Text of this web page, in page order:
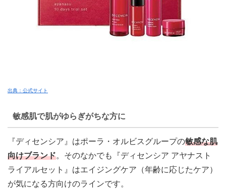
出典：公式サイト
敏感肌で肌がゆらぎがちな方に
『ディセンシア』はポーラ・オルビスグループの敏感な肌
向けブランド。そのなかでも『ディセンシア アヤナスト
ライアルセット』はエイジングケア（年齢に応じたケア）
が気になる方向けのラインです。